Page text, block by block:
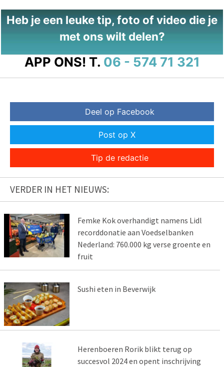
Heb je een leuke tip, foto of video die je
met ons wilt delen?
APP ONS! T. 06 - 574 71 321
Deel op Facebook
Post op X
Tip de redactie
VERDER IN HET NIEUWS:
Femke Kok overhandigt namens Lidl
recorddonatie aan Voedselbanken
Nederland: 760.000 kg verse groente en
fruit
Sushi eten in Beverwijk
Herenboeren Rorik blikt terug op
succesvol 2024 en opent inschrijving